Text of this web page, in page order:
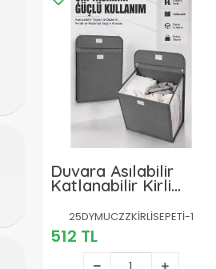
Duvara Asılabilir
Katlanabilir Kirli
Hacimli Düzenleyici
25DYMUCZZKİRLİSEPETİ-1
512 TL